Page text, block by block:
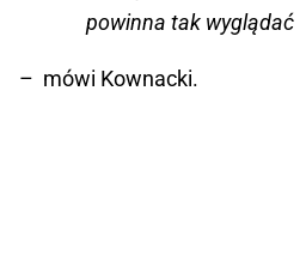
powinna tak wyglądać
– mówi Kownacki.